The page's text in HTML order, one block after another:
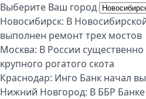
Выберите Ваш город
Новосибирск: В
выполнен ремонт трех мостов
Москва: В России
крупного рогатого скота
Краснодар: Инго Банк начал
Нижний Новгород: В ББР